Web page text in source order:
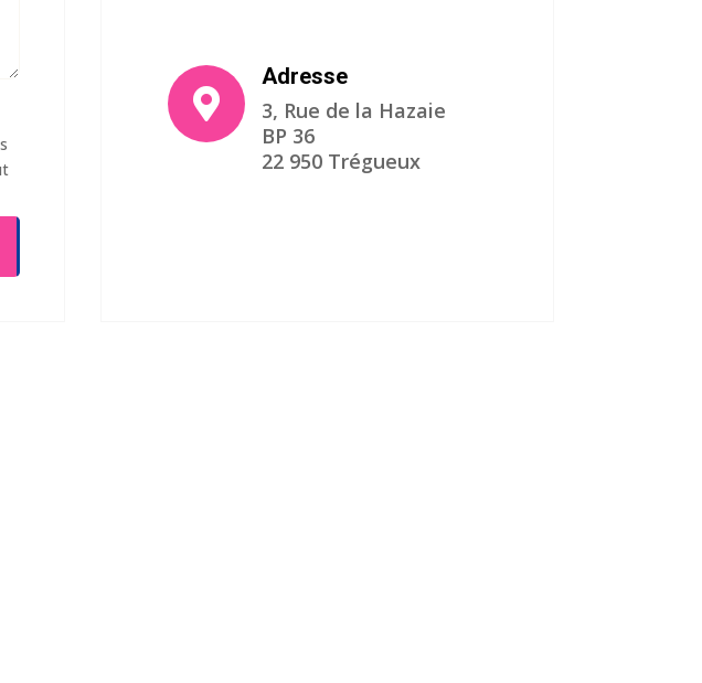

Adresse
3, Rue de la Hazaie
BP 36
22 950 Trégueux